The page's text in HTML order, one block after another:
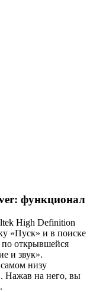
функционал
High Definition
«Пуск» и в поиске
по открывшейся
и звук».
низу
Нажав на него, вы